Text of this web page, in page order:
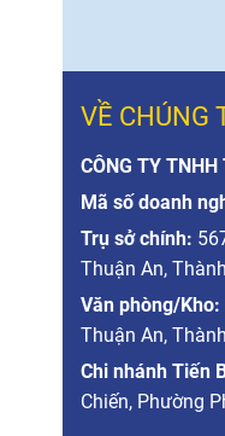
VỀ CHÚNG
CÔNG TY
Mã số doanh
Trụ sở chính:
Thuận An,
Văn phòng/Kho:
Thuận An,
Chi nhánh Tiến
Chiến, Phường